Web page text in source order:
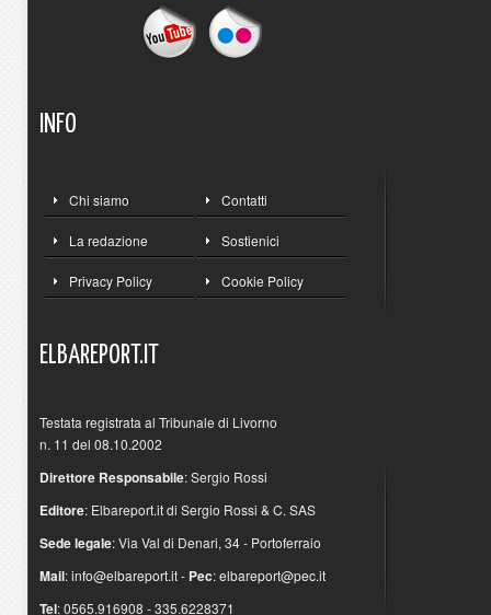
INFO
Chi siamo Contatti
La redazione Sostienici
Privacy Policy Cookie Policy
ELBAREPORT.IT
Testata registrata al Tribunale di Livorno
n. 11 del 08.10.2002
Direttore Responsabile: Sergio Rossi
Editore: Elbareport.it di Sergio Rossi & C. SAS
Sede legale: Via Val di Denari, 34 - Portoferraio
Mail:info@elbareport.it- Pec:elbareport@pec.it
Tel: 0565.916908 - 335.6228371